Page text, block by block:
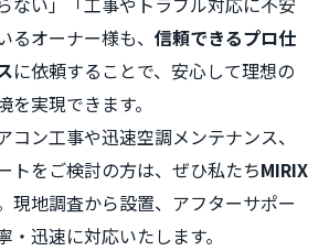
オーナー様も、 信頼できるプロ仕
に依頼することで、安心して理想の
実現できます。
コン工事や迅速空調メンテナンス、
トをご検討の方は、ぜひ私たちMIRIX
現地調査から設置、アフターサポー
・迅速に対応いたします。